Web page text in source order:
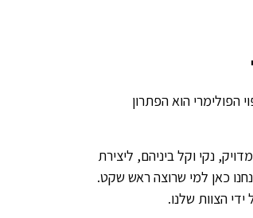
הפולימרי הוא הפתרון
נקי וקל ביניהם, ליצירת
כאן למי שרוצה ראש שקט.
הצוות שלנו.